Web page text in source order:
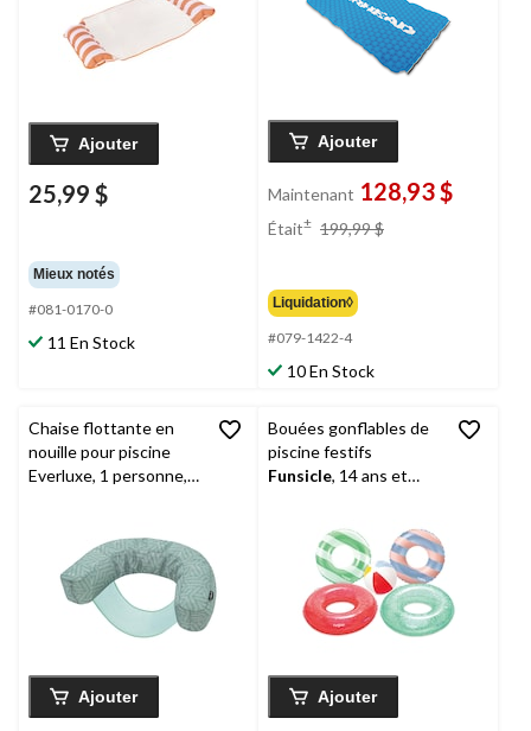
Ajouter
25,99 $
Mieux notés
#081-0170-0
11 En Stock
Ajouter
Maintenant 128,93 $
Était± 199,99 $
Liquidation◊
#079-1422-4
10 En Stock
Chaise flottante en
nouille pour piscine
Everluxe, 1 personne,
Ajouter
Bouées gonflables de
piscine festifs
Funsicle, 14 ans et
Ajouter